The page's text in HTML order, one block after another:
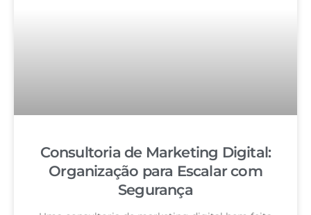
Consultoria de Marketing Digital:
Organização para Escalar com
Segurança